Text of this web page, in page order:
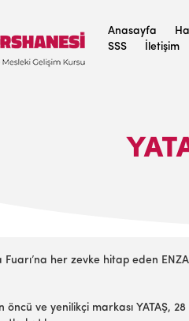
Anasayfa
SSS
İletişim
Fuarı’na her zevke hitap eden
ve yenilikçi markası YATAŞ,